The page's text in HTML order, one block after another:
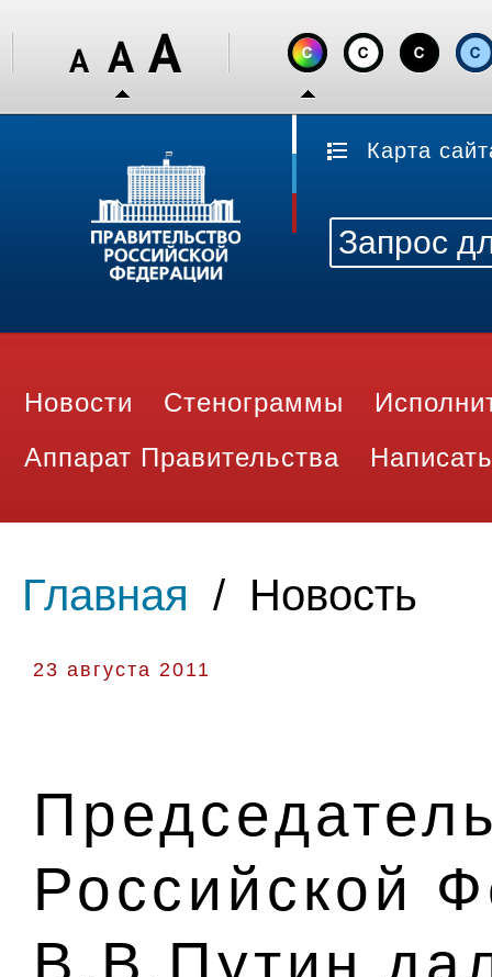
Карта
Новости Стенограммы
Аппарат Правительства
Главная / Новость
23 августа 2011
Российской